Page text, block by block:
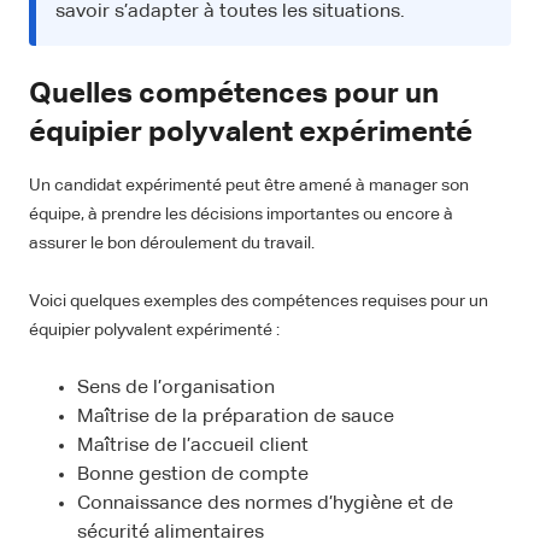
savoir s’adapter à toutes les situations.
Quelles compétences pour un
équipier polyvalent expérimenté
Un candidat expérimenté peut être amené à manager son
équipe, à prendre les décisions importantes ou encore à
assurer le bon déroulement du travail.
Voici quelques exemples des compétences requises pour un
équipier polyvalent expérimenté :
Sens de l’organisation
Maîtrise de la préparation de sauce
Maîtrise de l’accueil client
Bonne gestion de compte
Connaissance des normes d’hygiène et de
sécurité alimentaires